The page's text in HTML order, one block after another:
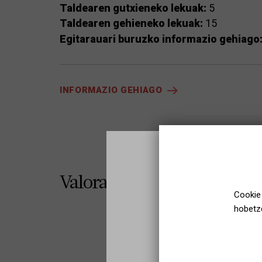
Taldearen gutxieneko lekuak: 5
Taldearen gehieneko lekuak: 15
Egitarauari buruzko informazio gehiago:
INFORMAZIO GEHIAGO
Valoraciones